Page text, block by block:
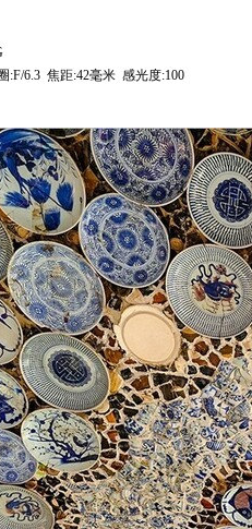
:F/6.3 焦距:42毫米 感光度:100